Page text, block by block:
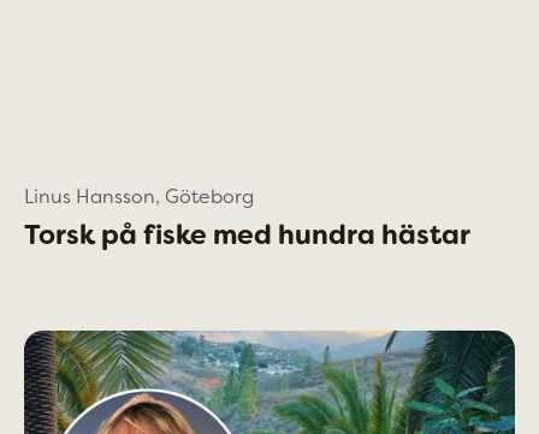
Linus Hansson, Göteborg
Torsk på fiske med hundra hästar